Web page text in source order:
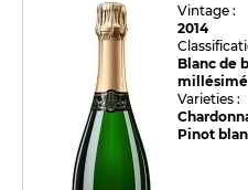
Vintage :
2014
Blanc de
millésimé
Varieties :
Pinot